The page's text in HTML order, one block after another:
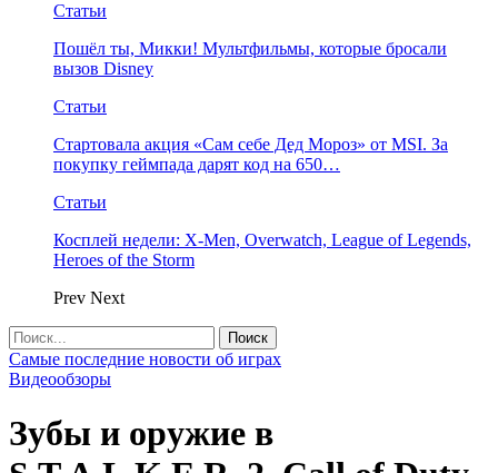
Статьи
Пошёл ты, Микки! Мультфильмы, которые бросали
вызов Disney
Статьи
Стартовала акция «Сам себе Дед Мороз» от MSI. За
покупку геймпада дарят код на 650…
Статьи
Косплей недели: X-Men, Overwatch, League of Legends,
Heroes of the Storm
Prev Next
Самые последние новости об играх
Видеообзоры
Зубы и оружие в